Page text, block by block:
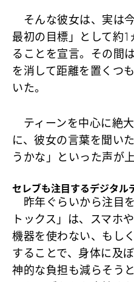
そんな彼女は、実は
最初の目標」として約1
ることを宣言。その間
を消して距離を置くつ
いた。
ティーンを中心に絶
に、彼女の言葉を聞い
うかな」といった声が
セレブも注目するデジタル
昨年ぐらいから注目
トックス」は、スマホ
機器を使わない、もし
することで、身体に及
神的な負担も減らそう